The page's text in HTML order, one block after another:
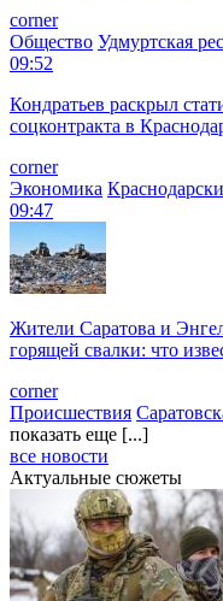
corner
Общество Удмуртская
09:52
Кондратьев раскрыл
соцконтракта в
corner
Экономика
09:47
Жители Саратова и
горящей свалки: что
corner
Происшествия
показать еще [...]
все новости
Актуальные сюжеты